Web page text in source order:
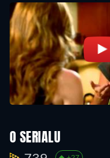
O SERIALU